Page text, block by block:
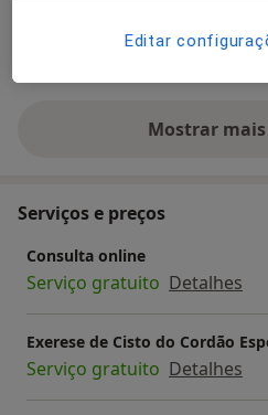
Mostrar
Serviços e preços
Consulta online
Serviço gratuito Detalhes
Exerese de Cisto do Cordão
Serviço gratuito Detalhes
Editar